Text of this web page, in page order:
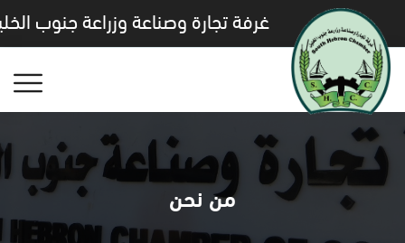
غرفة تجارة وصناعة وزراعة جنوب
من نحن